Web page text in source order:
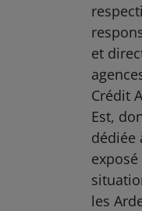
et
Crédit
Est,
dédiée
les